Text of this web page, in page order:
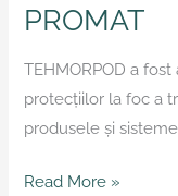
PROMAT
TEHMORPOD a
protecțiilor la foc a
produsele și
Read More »